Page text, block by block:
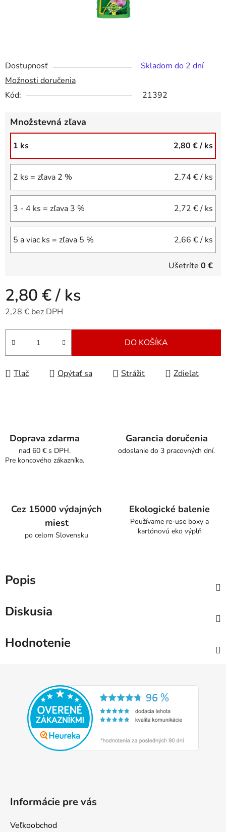
Dostupnosť
Skladom do 2 dní
Možnosti doručenia
Kód:
21392
Množstevná zľava
1 ks 2,80 €/ ks
2 ks = zľava 2 % 2,74 €/ ks
3 - 4 ks = zľava 3 % 2,72 €/ ks
5 a viac ks = zľava 5 % 2,66 €/ ks
Ušetríte 0 €
2,80 €/ ks
2,28 € bez DPH
Jednotková cena:
DO KOŠÍKA
Tlač Opýtať sa Strážiť Zdieľať
Doprava zdarma
nad 60 € s DPH.
Pre koncového zákazníka.
Garancia doručenia
odoslanie do 3 pracovných dní.
Cez 15000 výdajných
miest
po celom Slovensku
Ekologické balenie
Používame re-use boxy a
kartónovú eko výplň
Popis
Diskusia
Hodnotenie
Informácie pre vás
Veľkoobchod